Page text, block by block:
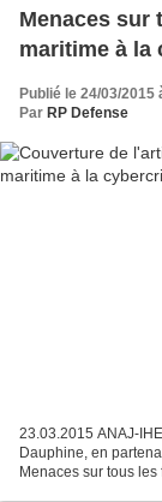
Menaces sur
maritime à la
Publié le 24/03/2015
Par RP Defense
23.03.2015 ANAJ-
Dauphine, en
Menaces sur tous